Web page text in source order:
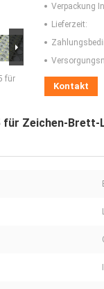
für
Verpackung
Lieferzeit:
Kontakt
für Zeichen-